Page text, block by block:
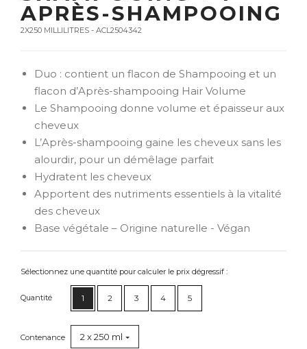
APRÈS-SHAMPOOING
2X250 MILLILITRES - ACL2504342
Duo : contient un flacon de Shampooing et un
flacon d’Après-shampooing Hair Volume
Le Shampooing donne volume et épaisseur aux
cheveux
L’Après-shampooing gaine les cheveux sans les
alourdir, pour un démêlage parfait
Hydratent les cheveux
Apportent des nutriments essentiels à la vitalité
des cheveux
Base végétale – Origine naturelle - Végan
Sélectionnez une quantité pour calculer le prix dégressif :
Quantité 1 2 3 4 5
Contenance 2 x 250 ml